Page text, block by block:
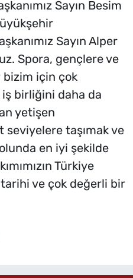
Sayın Besim
Sayın Alper
Spora, gençlere ve
bizim için çok
birliğini daha da
yetişen
seviyelere taşımak ve
en iyi şekilde
Türkiye
tarihi ve çok değerli bir